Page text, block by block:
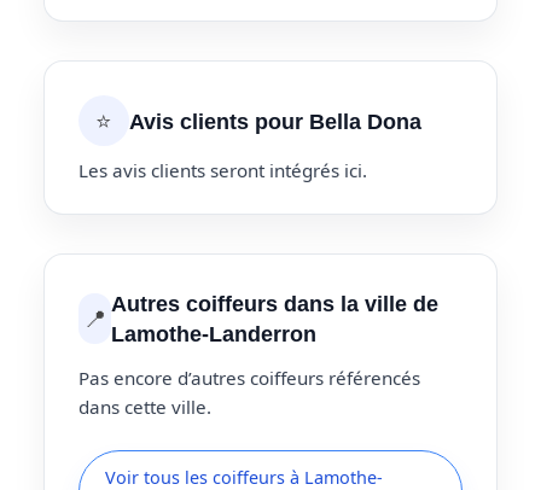
⭐ Avis clients pour Bella Dona
Les avis clients seront intégrés ici.
📍 Autres coiffeurs dans la ville de
Lamothe-Landerron
Pas encore d’autres coiffeurs référencés
dans cette ville.
Voir tous les coiffeurs à Lamothe-